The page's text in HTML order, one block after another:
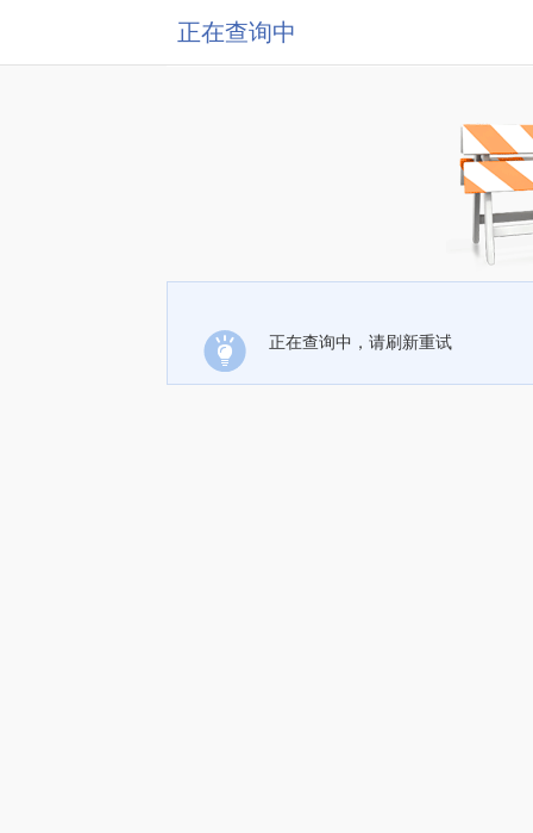
正在查询中
正在查询中，请刷新重试